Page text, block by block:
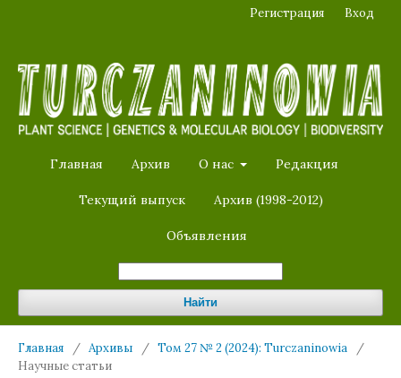
Главная Архив О нас Редакция
Текущий выпуск Архив (1998-2012)
Объявления
Найти
Регистрация Вход
Главная / Архивы / Том 27 № 2 (2024): Turczaninowia
/
Научные статьи